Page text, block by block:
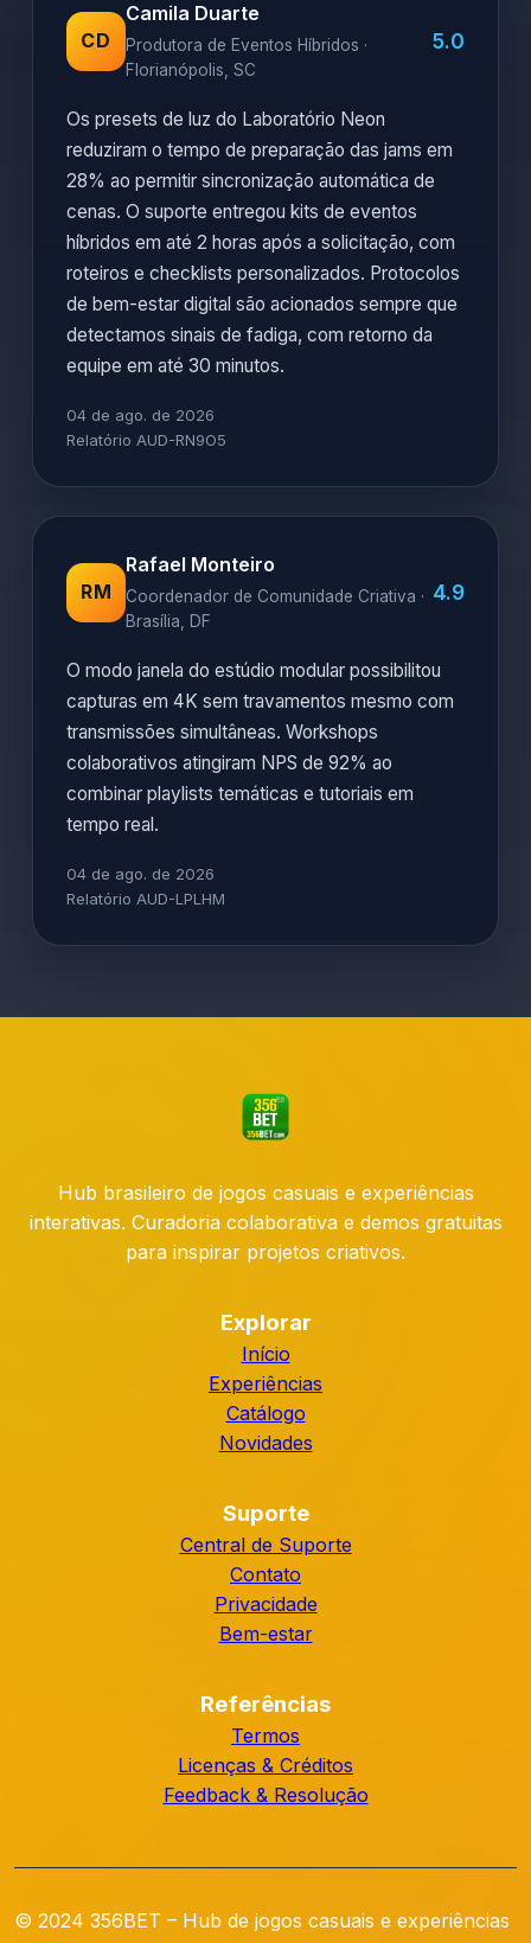
CD
Camila Duarte
Produtora de Eventos Híbridos ·
Florianópolis, SC
5.0
Os presets de luz do Laboratório Neon
reduziram o tempo de preparação das jams em
28% ao permitir sincronização automática de
cenas. O suporte entregou kits de eventos
híbridos em até 2 horas após a solicitação, com
roteiros e checklists personalizados. Protocolos
de bem-estar digital são acionados sempre que
detectamos sinais de fadiga, com retorno da
equipe em até 30 minutos.
04 de ago. de 2026
Relatório AUD-RN9O5
RM
Rafael Monteiro
Coordenador de Comunidade Criativa ·
Brasília, DF
4.9
O modo janela do estúdio modular possibilitou
capturas em 4K sem travamentos mesmo com
transmissões simultâneas. Workshops
colaborativos atingiram NPS de 92% ao
combinar playlists temáticas e tutoriais em
tempo real.
04 de ago. de 2026
Relatório AUD-LPLHM
Hub brasileiro de jogos casuais e experiências
interativas. Curadoria colaborativa e demos gratuitas
para inspirar projetos criativos.
Explorar
Início
Experiências
Catálogo
Novidades
Suporte
Central de Suporte
Contato
Privacidade
Bem-estar
Referências
Termos
Licenças & Créditos
Feedback & Resolução
© 2024 356BET – Hub de jogos casuais e experiências